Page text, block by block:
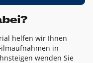
helfen wir Ihnen
in
wenden Sie